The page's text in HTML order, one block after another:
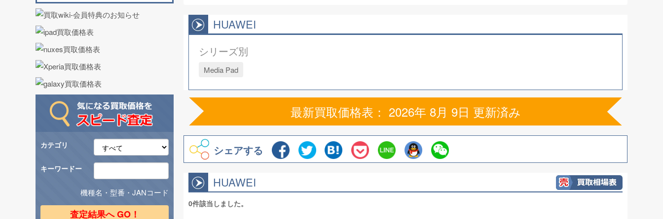
カテゴリ
キーワードー
機種名・型番・JANコード
HUAWEI
シリーズ別
Media Pad
最新買取価格表： 2026年 8月 9日 更新済み
シェアする
HUAWEI
0件該当しました。